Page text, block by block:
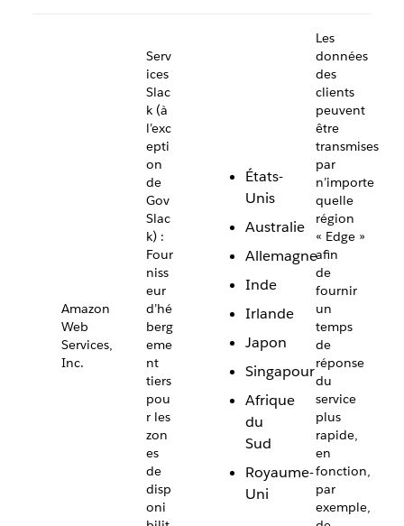
Amazon
Web
Services,
Inc.
Serv
ices
Slac
k (à
l’exc
epti
on
de
Gov
Slac
k) :
Four
niss
eur
d’hé
berg
eme
nt
tiers
pou
r les
zon
es
de
disp
oni
États-
Unis
Australie
Allemagne
Inde
Irlande
Japon
Singapour
Afrique
du
Sud
Royaume-
Uni
Les
données
des
clients
peuvent
être
transmises
par
n’importe
quelle
région
« Edge »
afin
de
fournir
un
temps
de
réponse
du
service
plus
rapide,
en
fonction,
par
exemple,